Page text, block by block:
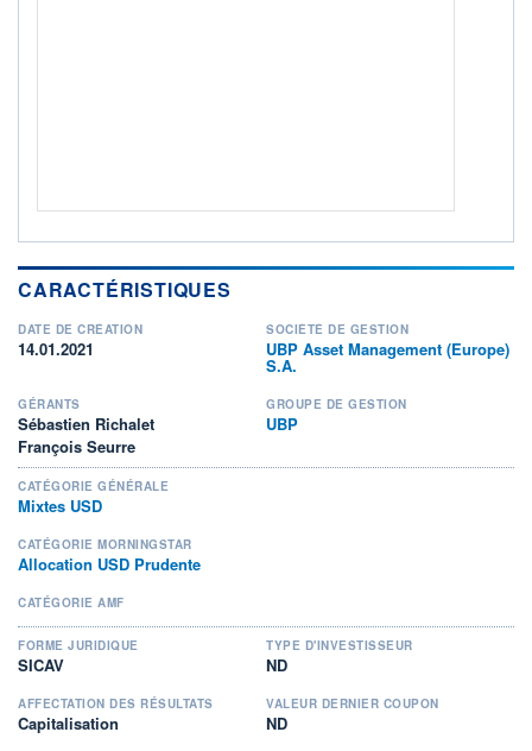
CARACTÉRISTIQUES
DATE DE CRÉATION
14.01.2021
SOCIÉTÉ DE GESTION
UBP Asset Management (Europe)
S.A.
GÉRANTS
Sébastien Richalet
François Seurre
GROUPE DE GESTION
UBP
CATÉGORIE GÉNÉRALE
Mixtes USD
CATÉGORIE MORNINGSTAR
Allocation USD Prudente
CATÉGORIE AMF
FORME JURIDIQUE
SICAV
TYPE D'INVESTISSEUR
ND
AFFECTATION DES RÉSULTATS
Capitalisation
VALEUR DERNIER COUPON
ND